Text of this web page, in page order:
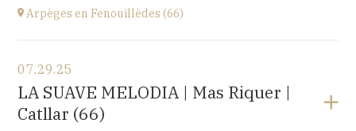
Arpèges en Fenouillèdes (66)
Estivales
at18H00
Buy your tickets
07.29.25
LA SUAVE MELODIA | Mas Riquer |
Catllar (66)